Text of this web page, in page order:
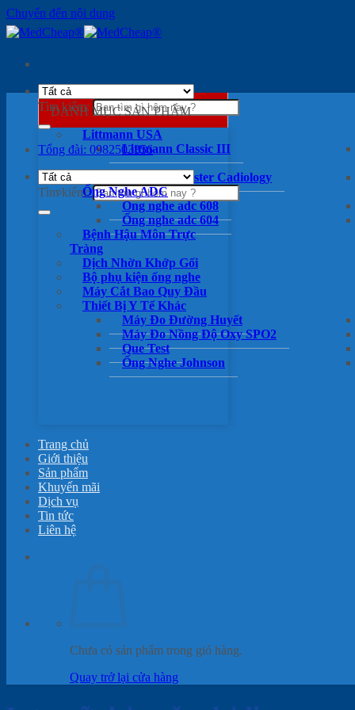
Chuyển đến nội dung
Tìm kiếm:
Tổng đài: 0982503356
Tìm kiếm:
DANH MỤC SẢN PHẨM
Littmann USA
Littmann Classic III
Littmann Master Cadiology
Ống Nghe ADC
Ống nghe adc 608
Ống nghe adc 604
Bệnh Hậu Môn Trực
Tràng
Dịch Nhờn Khớp Gối
Bộ phụ kiện ống nghe
Máy Cắt Bao Quy Đầu
Thiết Bị Y Tế Khác
Máy Đo Đường Huyết
Máy Đo Nồng Độ Oxy SPO2
Que Test
Ống Nghe Johnson
Trang chủ
Giới thiệu
Sản phẩm
Khuyến mãi
Dịch vụ
Tin tức
Liên hệ
Chưa có sản phẩm trong giỏ hàng.
Quay trở lại cửa hàng